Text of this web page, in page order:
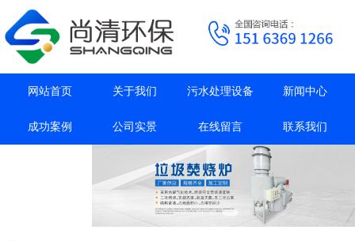
网站首页 关于我们 污水处理设备 新闻中心
成功案例 公司实景 在线留言 联系我们